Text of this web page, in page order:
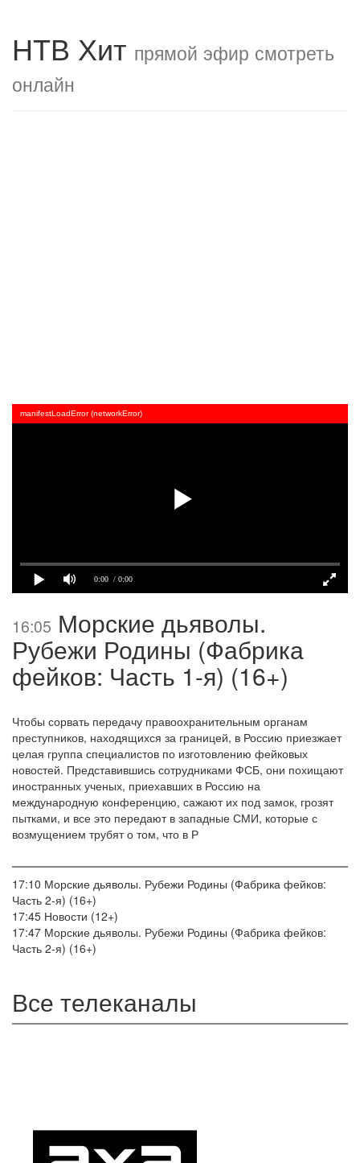
НТВ Хит прямой эфир смотреть
онлайн
0:00 / 0:00
manifestLoadError (networkError)
16:05 Морские дьяволы.
Рубежи Родины (Фабрика
фейков: Часть 1-я) (16+)
Чтобы сорвать передачу правоохранительным органам
преступников, находящихся за границей, в Россию приезжает
целая группа специалистов по изготовлению фейковых
новостей. Представившись сотрудниками ФСБ, они похищают
иностранных ученых, приехавших в Россию на
международную конференцию, сажают их под замок, грозят
пытками, и все это передают в западные СМИ, которые с
возмущением трубят о том, что в Р
17:10 Морские дьяволы. Рубежи Родины (Фабрика фейков:
Часть 2-я) (16+)
17:45 Новости (12+)
17:47 Морские дьяволы. Рубежи Родины (Фабрика фейков:
Часть 2-я) (16+)
Все телеканалы